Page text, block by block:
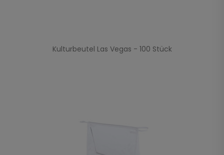
Kulturbeutel Las Vegas - 100 Stück